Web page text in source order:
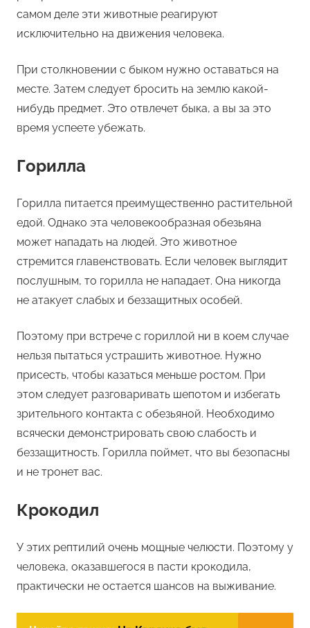
самом деле эти животные реагируют
исключительно на движения человека.
При столкновении с быком нужно оставаться на
месте. Затем следует бросить на землю какой-
нибудь предмет. Это отвлечет быка, а вы за это
время успеете убежать.
Горилла
Горилла питается преимущественно растительной
едой. Однако эта человекообразная обезьяна
может нападать на людей. Это животное
стремится главенствовать. Если человек выглядит
послушным, то горилла не нападает. Она никогда
не атакует слабых и беззащитных особей.
Поэтому при встрече с гориллой ни в коем случае
нельзя пытаться устрашить животное. Нужно
присесть, чтобы казаться меньше ростом. При
этом следует разговаривать шепотом и избегать
зрительного контакта с обезьяной. Необходимо
всячески демонстрировать свою слабость и
беззащитность. Горилла поймет, что вы безопасны
и не тронет вас.
Крокодил
У этих рептилий очень мощные челюсти. Поэтому у
человека, оказавшегося в пасти крокодила,
практически не остается шансов на выживание.